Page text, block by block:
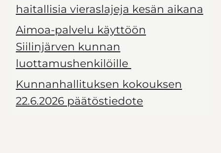
haitallisia vieraslajeja kesän aikana
Aimoa-palvelu käyttöön
Siilinjärven kunnan
luottamushenkilöille
Kunnanhallituksen kokouksen
22.6.2026 päätöstiedote